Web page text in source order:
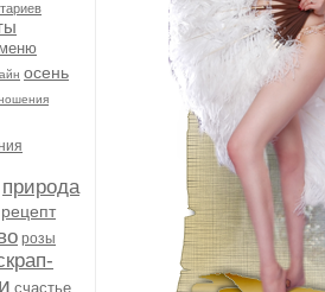
осень
природа
рецепт
розы
счастье